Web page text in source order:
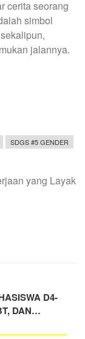
cerita seorang
simbol
jalannya.
SDGS #5 GENDER
yang Layak
D4-
DAN…